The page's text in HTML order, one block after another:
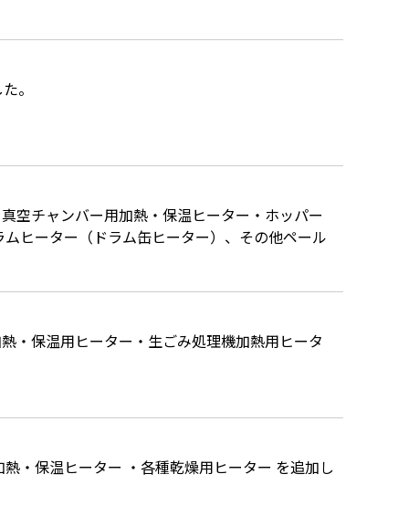
。
空チャンバー用加熱・保温ヒーター・ホッパー
ヒーター（ドラム缶ヒーター）、その他ペール
・保温用ヒーター・生ごみ処理機加熱用ヒータ
・保温ヒーター ・各種乾燥用ヒーター を追加し